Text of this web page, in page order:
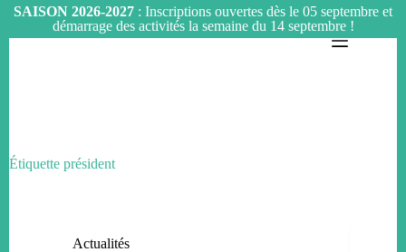
SAISON 2026-2027 : Inscriptions ouvertes dès le 05 septembre et
démarrage des activités la semaine du 14 septembre !
Étiquette président
Actualités